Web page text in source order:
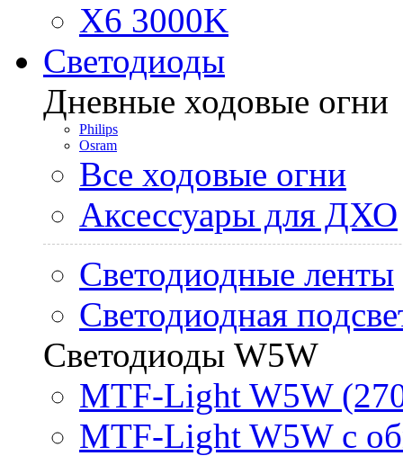
X6 3000K
Светодиоды
Дневные ходовые огни
Philips
Osram
Все ходовые огни
Аксессуары для ДХО
Светодиодные ленты
Светодиодная
Светодиоды W5W
MTF-Light W5W
MTF-Light W5W с